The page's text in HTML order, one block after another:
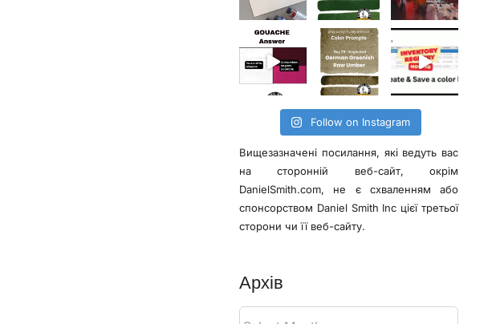
Follow on Instagram
Вищезазначені посилання, які ведуть вас
на сторонній веб-сайт, окрім
DanielSmith.com, не є схваленням або
спонсорством Daniel Smith Inc цієї третьої
сторони чи її веб-сайту.
Архів